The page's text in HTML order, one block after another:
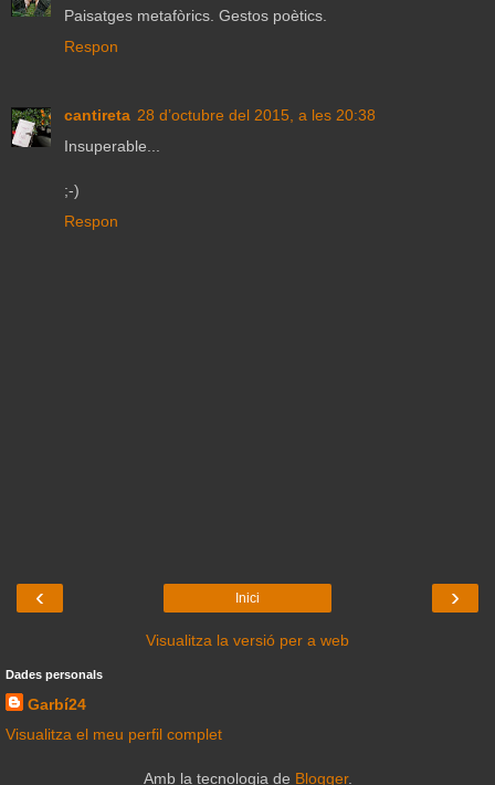
Paisatges metafòrics. Gestos poètics.
Respon
cantireta 28 d’octubre del 2015, a les 20:38
Insuperable...
;-)
Respon
‹ ›
Inici
Visualitza la versió per a web
Dades personals
Garbí24
Visualitza el meu perfil complet
Amb la tecnologia de Blogger.